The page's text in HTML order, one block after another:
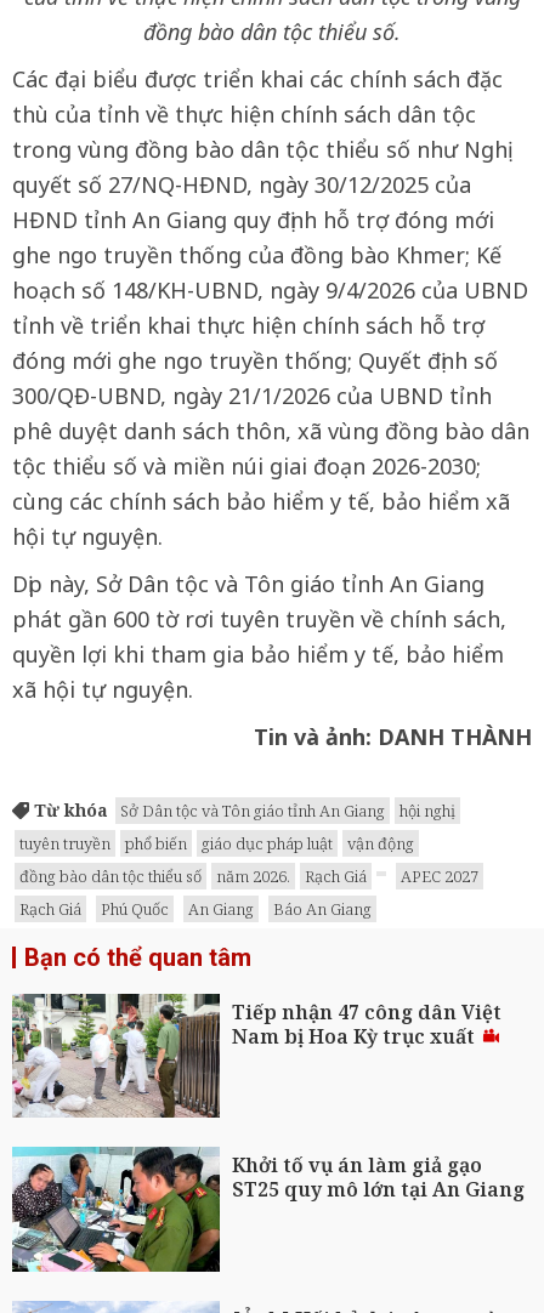
đồng bào dân tộc thiểu số.
Các đại biểu được triển khai các chính sách đặc
thù của tỉnh về thực hiện chính sách dân tộc
trong vùng đồng bào dân tộc thiểu số như Nghị
quyết số 27/NQ-HĐND, ngày 30/12/2025 của
HĐND tỉnh An Giang quy định hỗ trợ đóng mới
ghe ngo truyền thống của đồng bào Khmer; Kế
hoạch số 148/KH-UBND, ngày 9/4/2026 của UBND
tỉnh về triển khai thực hiện chính sách hỗ trợ
đóng mới ghe ngo truyền thống; Quyết định số
300/QĐ-UBND, ngày 21/1/2026 của UBND tỉnh
phê duyệt danh sách thôn, xã vùng đồng bào dân
tộc thiểu số và miền núi giai đoạn 2026-2030;
cùng các chính sách bảo hiểm y tế, bảo hiểm xã
hội tự nguyện.
Dịp này, Sở Dân tộc và Tôn giáo tỉnh An Giang
phát gần 600 tờ rơi tuyên truyền về chính sách,
quyền lợi khi tham gia bảo hiểm y tế, bảo hiểm
xã hội tự nguyện.
Tin và ảnh: DANH THÀNH
Từ khóa Sở Dân tộc và Tôn giáo tỉnh An Giang
hội nghị
tuyên truyền
phổ biến giáo dục pháp luật
vận động
đồng bào dân tộc thiểu số
năm 2026. Rạch Giá
APEC 2027
Rạch Giá
Phú Quốc An Giang Báo An Giang
Bạn có thể quan tâm
Tiếp nhận 47 công dân Việt
Nam bị Hoa Kỳ trục xuất
Khởi tố vụ án làm giả gạo
ST25 quy mô lớn tại An Giang